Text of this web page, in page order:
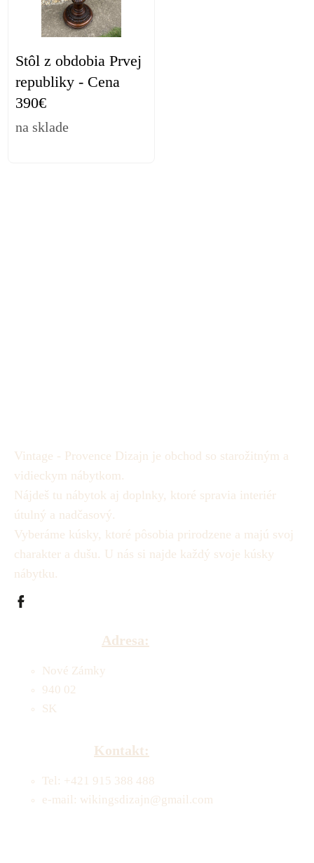
Stôl z obdobia Prvej
republiky - Cena
390€
na sklade
Vintage - Provence Dizajn je obchod so starožitným a
vidieckym nábytkom.
Nájdeš tu nábytok aj doplnky, ktoré spravia interiér
útulný a nadčasový.
Vyberáme kúsky, ktoré pôsobia prirodzene a majú svoj
charakter a dušu. U nás si najde každý svoje kúsky
nábytku.
Adresa:
Nové Zámky
940 02
SK
Kontakt:
Tel: +421 915 388 488
e-mail: wikingsdizajn@gmail.com